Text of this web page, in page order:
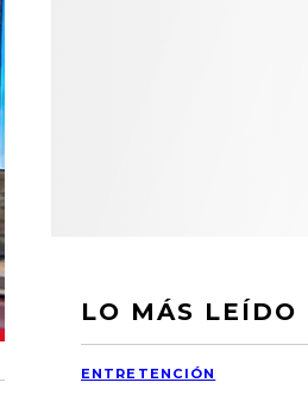
LO MÁS LEÍDO
ENTRETENCIÓN